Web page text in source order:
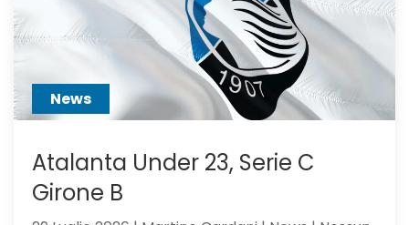
hai
creduto
abbastanza?
News
Atalanta Under 23, Serie C
Girone B